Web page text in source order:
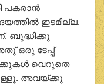
പകരാന്‍
ഇടമില്ല.
ബുദ്ധിക്കു
ഒരു ടേപ്പ്
വെറുതെ
അവയ്ക്കു